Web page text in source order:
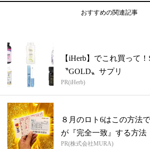
おすすめの関連記事
【iHerb】でこれ買って
〝GOLD〟サプリ
PR(iHerb)
８月のロト6はこの方法
が『完全一致』する方法
PR(株式会社MURA)